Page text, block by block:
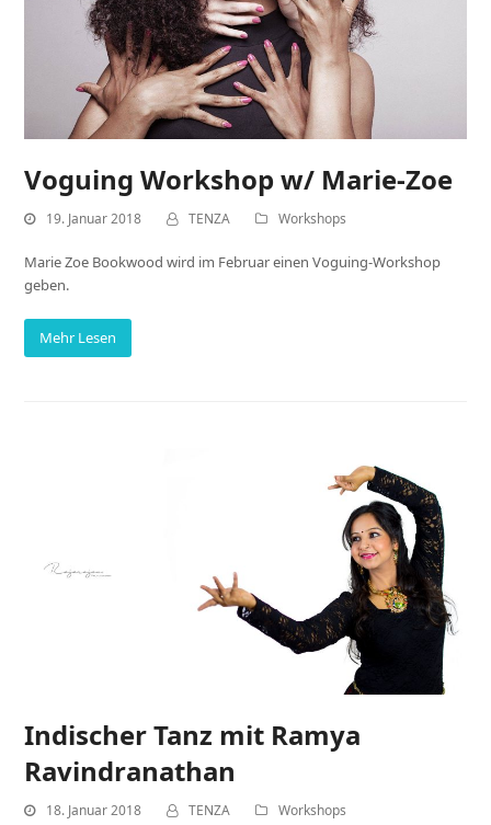
Voguing Workshop w/ Marie-Zoe
19. Januar 2018 TENZA Workshops
Marie Zoe Bookwood wird im Februar einen Voguing-Workshop
geben.
Mehr Lesen
Indischer Tanz mit Ramya
Ravindranathan
18. Januar 2018 TENZA Workshops